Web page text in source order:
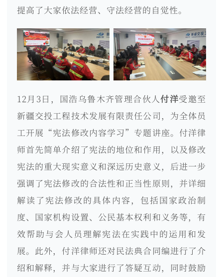
提高了大家依法经营、守法经营的自觉性。
12月3日，国浩乌鲁木齐管理合伙人付洋受邀至
新疆交投工程技术发展有限责任公司，为全体员
工开展“宪法修改内容学习”专题讲座。付洋律
师首先简单介绍了宪法的地位和作用，以及修改
宪法的重大现实意义和深远历史意义，后进一步
强调了宪法修改的合法性和正当性原则，并详细
解读了宪法修改的具体内容，包括国家政治制
度、国家机构设置、公民基本权利和义务等，有
效帮助与会人员理解宪法在实践中的运用和发
展。此外，付洋律师还对民法典合同编进行了介
绍和解释，并与大家进行了答疑互动，同时鼓励